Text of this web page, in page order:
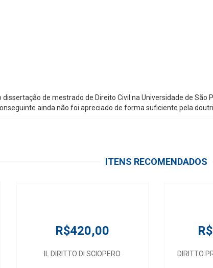
de mestrado de Direito Civil na Universidade de
ainda não foi apreciado de forma suficiente pela
ITENS RECOMENDADOS
R$420,00
IL DIRITTO DI SCIOPERO
DIRITTO